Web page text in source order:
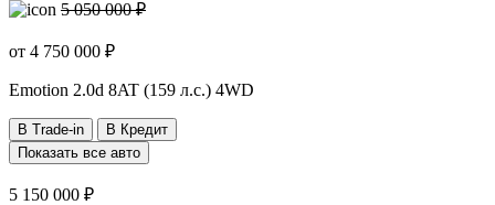
5 050 000 ₽
от 4 750 000 ₽
Emotion 2.0d 8AT (159 л.с.) 4WD
В Trade-in
В Кредит
Показать все авто
5 150 000 ₽